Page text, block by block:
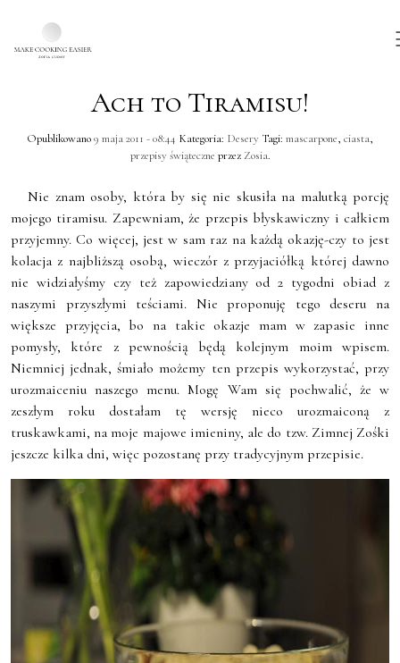
Skip to main contentAch to Tiramisu!
Opublikowano9 maja 2011 - 08:44 Kategoria: Desery Tagi: mascarpone, ciasta,
przepisy świąteczne przez Zosia.
Nie znam osoby, która by się nie skusiła na malutką porcję
mojego tiramisu. Zapewniam, że przepis błyskawiczny i całkiem
przyjemny. Co więcej, jest w sam raz na każdą okazję-czy to jest
kolacja z najbliższą osobą, wieczór z przyjaciółką której dawno
nie widziałyśmy czy też zapowiedziany od 2 tygodni obiad z
naszymi przyszłymi teściami. Nie proponuję tego deseru na
większe przyjęcia, bo na takie okazje mam w zapasie inne
pomysły, które z pewnością będą kolejnym moim wpisem.
Niemniej jednak, śmiało możemy ten przepis wykorzystać, przy
urozmaiceniu naszego menu. Mogę Wam się pochwalić, że w
zeszłym roku dostałam tę wersję nieco urozmaiconą z
truskawkami, na moje majowe imieniny, ale do tzw. Zimnej Zośki
jeszcze kilka dni, więc pozostanę przy tradycyjnym przepisie.